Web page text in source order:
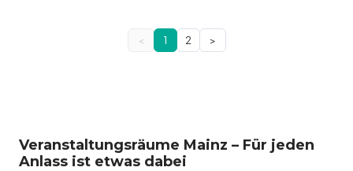
< 1 2 >
Veranstaltungsräume Mainz – Für jeden
Anlass ist etwas dabei